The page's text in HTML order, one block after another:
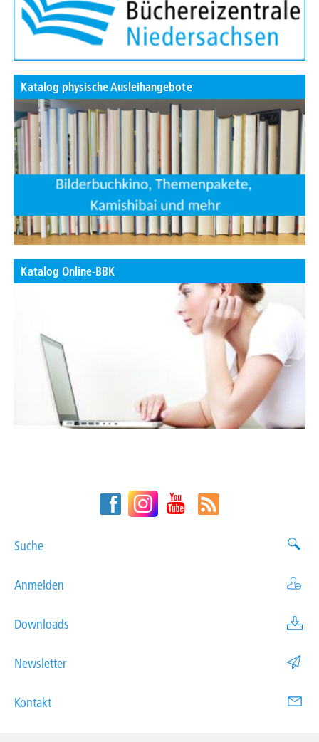
Katalog physische Ausleihangebote
Katalog Online-BBK
Suche
Anmelden
Downloads
Newsletter
Kontakt